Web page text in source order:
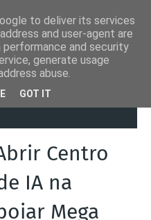
Vai Abrir Centro de
Centro
IA na
Mega
to deliver its services
and user-agent are
and security
generate usage
abuse.
GOT IT